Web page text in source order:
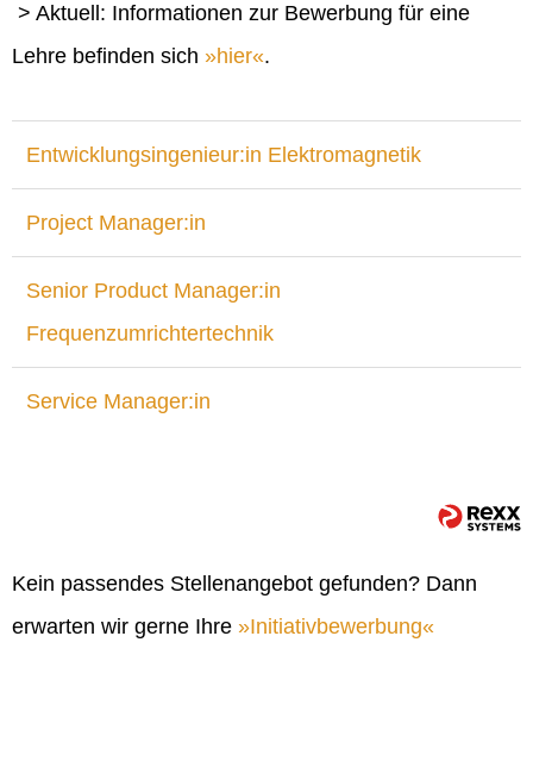
> Aktuell: Informationen zur Bewerbung für eine
Lehre befinden sich
hier .
Entwicklungsingenieur:in Elektromagnetik
Project Manager:in
Senior Product Manager:in
Frequenzumrichtertechnik
Service Manager:in
Kein passendes Stellenangebot gefunden? Dann
erwarten wir gerne Ihre
Initiativbewerbung